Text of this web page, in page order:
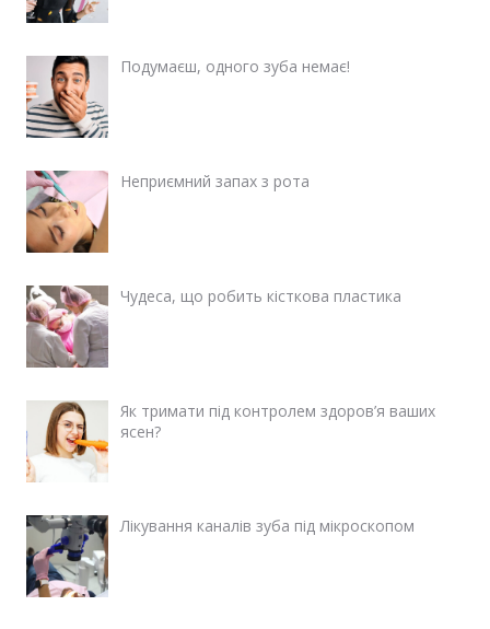
Подумаєш, одного зуба немає!
Неприємний запах з рота
Чудеса, що робить кісткова пластика
Як тримати під контролем здоров’я ваших
ясен?
Лікування каналів зуба під мікроскопом